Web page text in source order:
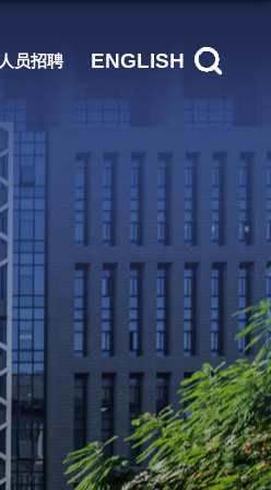
人员招聘 ENGLISH